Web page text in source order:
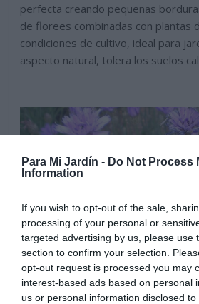
Para Mi Jardín - Do Not Process
Information
If you wish to opt-out of the sale,
processing of your personal or
targeted advertising by us, please use
section to confirm your selection.
opt-out request is processed you may
interest-based ads based on personal
us or personal information disclosed
perfecta creando pequeñas
de florees combinadas con plantas
condiciones de cultivo, ideal para
aspecto natural, tolera los suelos